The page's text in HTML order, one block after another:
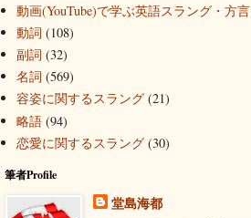
動画(YouTube)で学ぶ英語スラング・方言
動詞 (108)
副詞 (32)
名詞 (569)
容姿に関するスラング (21)
略語 (94)
恋愛に関するスラング (30)
筆者Profile
堂島海都